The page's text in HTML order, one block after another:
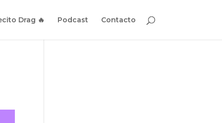
Drag 🔥 Podcast Contacto